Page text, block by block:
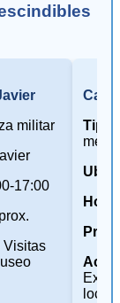
militar
17:00
Visitas
Tipo